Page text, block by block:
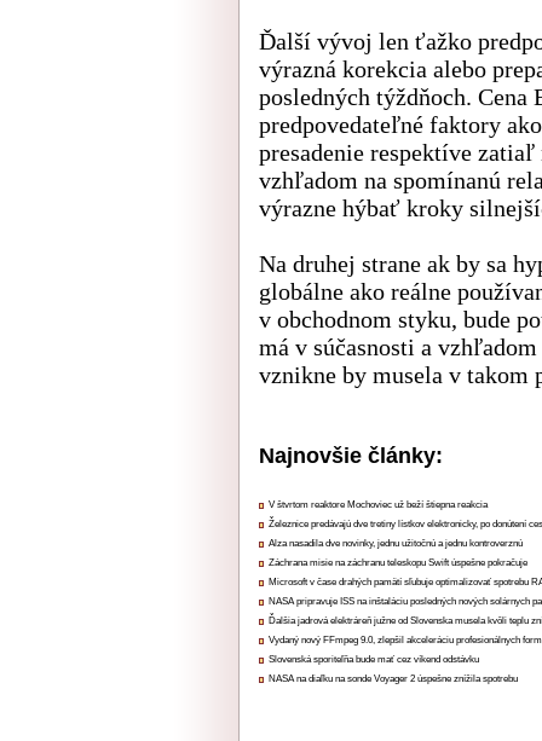
Ďalší vývoj len ťažko
výrazná korekcia alebo
posledných týždňoch.
predpovedateľné faktory
presadenie respektíve
vzhľadom na spomínanú
výrazne hýbať kroky
Na druhej strane ak by sa
globálne ako reálne
v obchodnom styku, bude
má v súčasnosti a
vznikne by musela v takom
Najnovšie články:
V štvrtom reaktore Mochoviec už beží štiepna reakcia
Železnice predávajú dve tretiny lístkov elektronicky, po donútení
Alza nasadila dve novinky, jednu užitočnú a jednu kontroverznú
Záchrana misie na záchranu teleskopu Swift úspešne pokračuje
Microsoft v čase drahých pamätí sľubuje optimalizovať spotrebu
NASA pripravuje ISS na inštaláciu posledných nových solárnych
Ďalšia jadrová elektráreň južne od Slovenska musela kvôli teplu
Vydaný nový FFmpeg 9.0, zlepšil akceleráciu profesionálnych
Slovenská sporiteľňa bude mať cez víkend odstávku
NASA na diaľku na sonde Voyager 2 úspešne znížila spotrebu